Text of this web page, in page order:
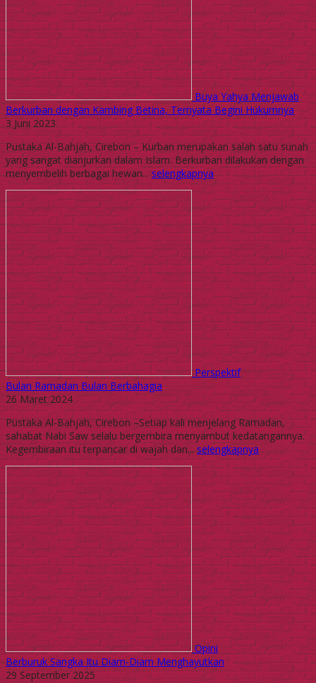
Buya Yahya Menjawab
Berkurban dengan Kambing Betina, Ternyata Begini Hukumnya
3 Juni 2023
Pustaka Al-Bahjah, Cirebon – Kurban merupakan salah satu sunah
yang sangat dianjurkan dalam Islam. Berkurban dilakukan dengan
menyembelih berbagai hewan...selengkapnya
Perspektif
Bulan Ramadan Bulan Berbahagia
26 Maret 2024
Pustaka Al-Bahjah, Cirebon –Setiap kali menjelang Ramadan,
sahabat Nabi Saw selalu bergembira menyambut kedatangannya.
Kegembiraan itu terpancar di wajah dan...selengkapnya
Opini
Berburuk Sangka Itu Diam-Diam Menghayutkan
29 September 2025